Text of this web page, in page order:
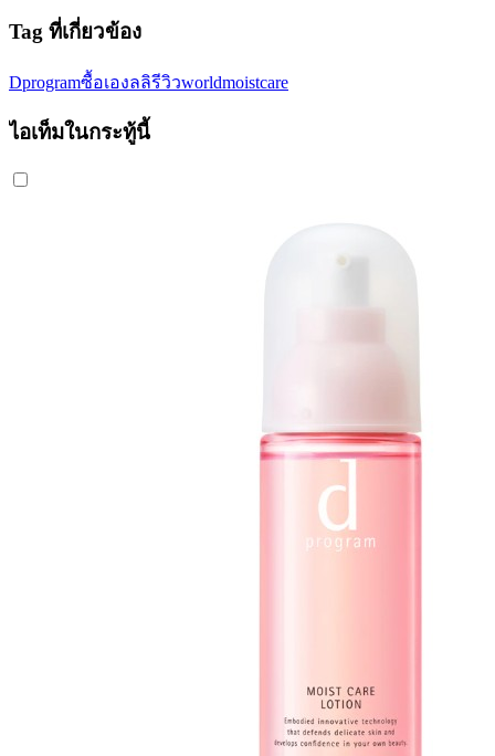
Tag ที่เกี่ยวข้อง
Dprogramซื้อเองลลิรีวิวworldmoistcare
ไอเท็มในกระทู้นี้